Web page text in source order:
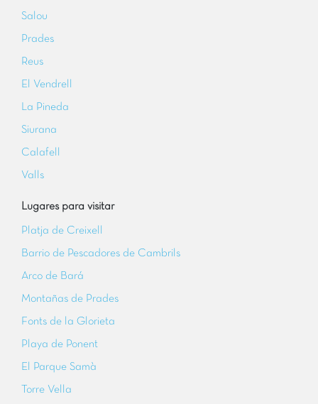
Salou
Prades
Reus
El Vendrell
La Pineda
Siurana
Calafell
Valls
Lugares para visitar
Platja de Creixell
Barrio de Pescadores de Cambrils
Arco de Bar
Montañas de Prades
Fonts de la Glorieta
Playa de Ponent
El Parque Samà
Torre Vella